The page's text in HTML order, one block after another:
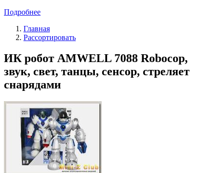
Подробнее
Главная
Рассортировать
ИК робот AMWELL 7088 Robocop,
звук, свет, танцы, сенсор, стреляет
снарядами